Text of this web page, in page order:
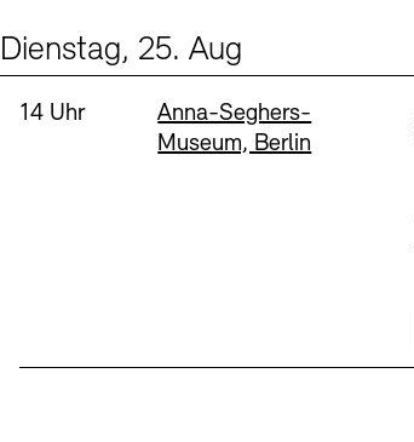
Dienstag, 25. Aug
Uhrzeit:
14 Uhr Standort
Anna-Seghers-
Museum, Berlin